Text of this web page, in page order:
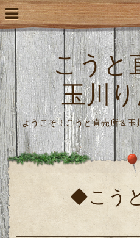
こうと
玉川
ようこそ！こうと直売所＆
◆こう